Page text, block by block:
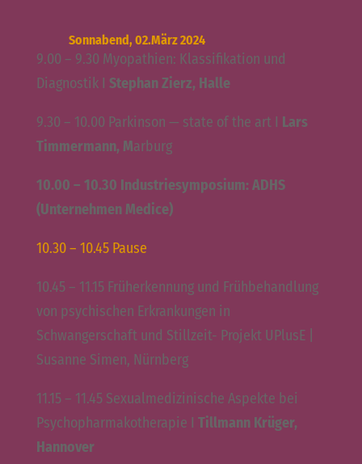
Sonnabend, 02.März 2024
9.00 – 9.30 Myopathien: Klassifikation und
Diagnostik I Stephan Zierz, Halle
9.30 – 10.00 Parkinson — state of the art I Lars
Timmermann, Marburg
10.00 – 10.30 Industriesymposium: ADHS
(Unternehmen Medice)
10.30 – 10.45 Pause
10.45 – 11.15 Früherkennung und Frühbehandlung
von psychischen Erkrankungen in
Schwangerschaft und Stillzeit- Projekt UPlusE |
Susanne Simen, Nürnberg
11.15 – 11.45 Sexualmedizinische Aspekte bei
Psychopharmakotherapie I Tillmann Krüger,
Hannover